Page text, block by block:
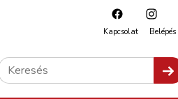
Kapcsolat Belépés